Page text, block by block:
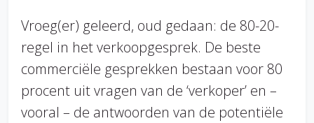
Vroeg(er) geleerd, oud gedaan: de 80-20-
regel in het verkoopgesprek. De beste
commerciële gesprekken bestaan voor 80
procent uit vragen van de ‘verkoper’ en –
vooral – de antwoorden van de potentiële